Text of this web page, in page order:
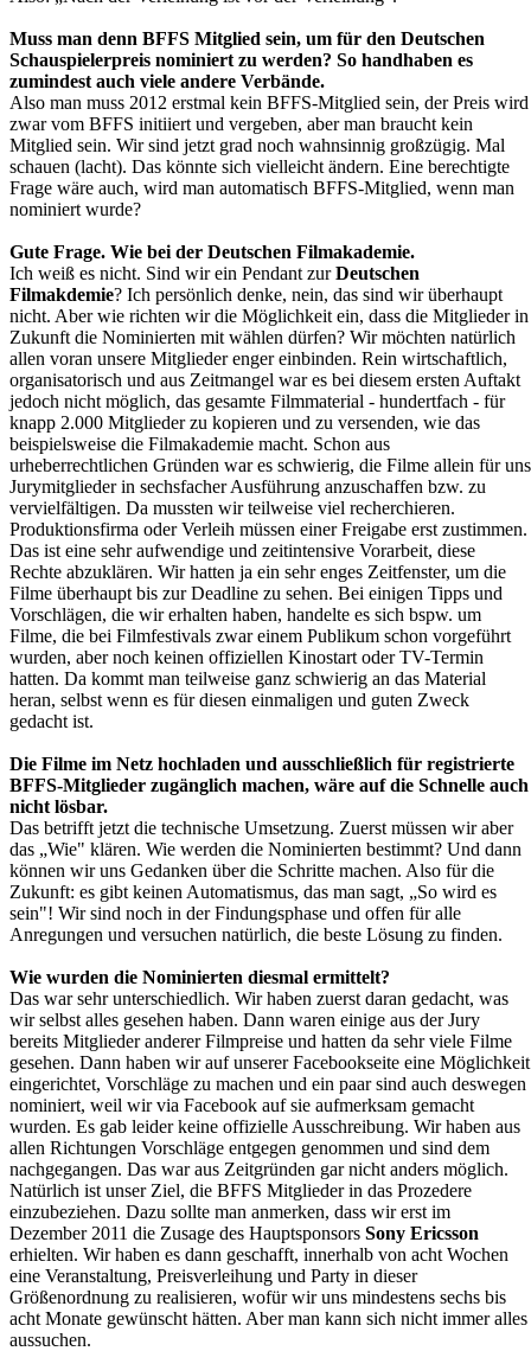
Muss man denn BFFS Mitglied sein, um für den Deutschen
Schauspielerpreis nominiert zu werden? So handhaben es
zumindest auch viele andere Verbände.
Also man muss 2012 erstmal kein BFFS-Mitglied sein, der Preis wird
zwar vom BFFS initiiert und vergeben, aber man braucht kein
Mitglied sein. Wir sind jetzt grad noch wahnsinnig großzügig. Mal
schauen (lacht). Das könnte sich vielleicht ändern. Eine berechtigte
Frage wäre auch, wird man automatisch BFFS-Mitglied, wenn man
nominiert wurde?
Gute Frage. Wie bei der Deutschen Filmakademie.
Ich weiß es nicht. Sind wir ein Pendant zurDeutschen
Filmakdemie? Ich persönlich denke, nein, das sind wir überhaupt
nicht. Aber wie richten wir die Möglichkeit ein, dass die Mitglieder in
Zukunft die Nominierten mit wählen dürfen? Wir möchten natürlich
allen voran unsere Mitglieder enger einbinden. Rein wirtschaftlich,
organisatorisch und aus Zeitmangel war es bei diesem ersten Auftakt
jedoch nicht möglich, das gesamte Filmmaterial - hundertfach - für
knapp 2.000 Mitglieder zu kopieren und zu versenden, wie das
beispielsweise die Filmakademie macht. Schon aus
urheberrechtlichen Gründen war es schwierig, die Filme allein für uns
Jurymitglieder in sechsfacher Ausführung anzuschaffen bzw. zu
vervielfältigen. Da mussten wir teilweise viel recherchieren.
Produktionsfirma oder Verleih müssen einer Freigabe erst zustimmen.
Das ist eine sehr aufwendige und zeitintensive Vorarbeit, diese
Rechte abzuklären. Wir hatten ja ein sehr enges Zeitfenster, um die
Filme überhaupt bis zur Deadline zu sehen. Bei einigen Tipps und
Vorschlägen, die wir erhalten haben, handelte es sich bspw. um
Filme, die bei Filmfestivals zwar einem Publikum schon vorgeführt
wurden, aber noch keinen offiziellen Kinostart oder TV-Termin
hatten. Da kommt man teilweise ganz schwierig an das Material
heran, selbst wenn es für diesen einmaligen und guten Zweck
gedacht ist.
Die Filme im Netz hochladen und ausschließlich für registrierte
BFFS-Mitglieder zugänglich machen, wäre auf die Schnelle auch
nicht lösbar.
Das betrifft jetzt die technische Umsetzung. Zuerst müssen wir aber
das „Wie" klären. Wie werden die Nominierten bestimmt? Und dann
können wir uns Gedanken über die Schritte machen. Also für die
Zukunft: es gibt keinen Automatismus, das man sagt, „So wird es
sein"! Wir sind noch in der Findungsphase und offen für alle
Anregungen und versuchen natürlich, die beste Lösung zu finden.
Wie wurden die Nominierten diesmal ermittelt?
Das war sehr unterschiedlich. Wir haben zuerst daran gedacht, was
wir selbst alles gesehen haben. Dann waren einige aus der Jury
bereits Mitglieder anderer Filmpreise und hatten da sehr viele Filme
gesehen. Dann haben wir auf unserer Facebookseite eine Möglichkeit
eingerichtet, Vorschläge zu machen und ein paar sind auch deswegen
nominiert, weil wir via Facebook auf sie aufmerksam gemacht
wurden. Es gab leider keine offizielle Ausschreibung. Wir haben aus
allen Richtungen Vorschläge entgegen genommen und sind dem
nachgegangen. Das war aus Zeitgründen gar nicht anders möglich.
Natürlich ist unser Ziel, die BFFS Mitglieder in das Prozedere
einzubeziehen. Dazu sollte man anmerken, dass wir erst im
Dezember 2011 die Zusage des Hauptsponsors Sony Ericsson
erhielten. Wir haben es dann geschafft, innerhalb von acht Wochen
eine Veranstaltung, Preisverleihung und Party in dieser
Größenordnung zu realisieren, wofür wir uns mindestens sechs bis
acht Monate gewünscht hätten. Aber man kann sich nicht immer alles
aussuchen.